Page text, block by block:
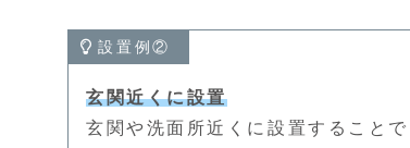
設置例②
玄関近くに設置
玄関や洗面所近くに設置すること